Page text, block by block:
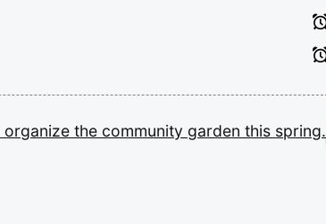
organize the community garden this spring.